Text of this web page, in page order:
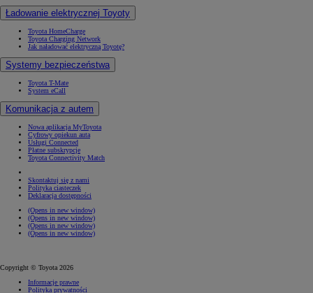
Ładowanie elektrycznej Toyoty
Toyota HomeCharge
Toyota Charging Network
Jak naładować elektryczną Toyotę?
Systemy bezpieczeństwa
Toyota T-Mate
System eCall
Komunikacja z autem
Nowa aplikacja MyToyota
Cyfrowy opiekun auta
Usługi Connected
Płatne subskrypcje
Toyota Connectivity Match
Skontaktuj się z nami
Polityka ciasteczek
Deklaracja dostępności
(Opens in new window)
(Opens in new window)
(Opens in new window)
(Opens in new window)
Copyright © Toyota 2026
Informacje prawne
Polityka prywatności